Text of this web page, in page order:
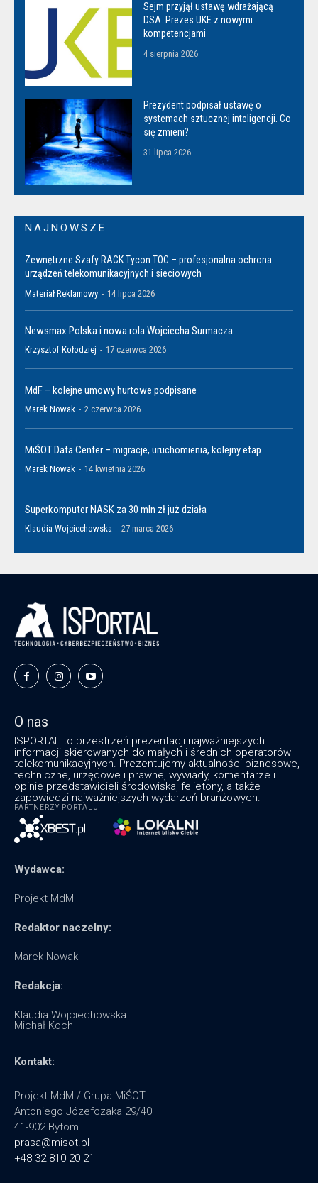
Sejm przyjął ustawę wdrażającą
DSA. Prezes UKE z nowymi
kompetencjami
4 sierpnia 2026
Prezydent podpisał ustawę o
systemach sztucznej inteligencji. Co
się zmieni?
31 lipca 2026
NAJNOWSZE
Zewnętrzne Szafy RACK Tycon TOC – profesjonalna ochrona
urządzeń telekomunikacyjnych i sieciowych
Materiał Reklamowy - 14 lipca 2026
Newsmax Polska i nowa rola Wojciecha Surmacza
Krzysztof Kołodziej - 17 czerwca 2026
MdF – kolejne umowy hurtowe podpisane
Marek Nowak - 2 czerwca 2026
MiŚOT Data Center – migracje, uruchomienia, kolejny etap
Marek Nowak - 14 kwietnia 2026
Superkomputer NASK za 30 mln zł już działa
Klaudia Wojciechowska - 27 marca 2026
O nas
ISPORTAL to przestrzeń prezentacji najważniejszych
informacji skierowanych do małych i średnich operatorów
telekomunikacyjnych. Prezentujemy aktualności biznesowe,
techniczne, urzędowe i prawne, wywiady, komentarze i
opinie przedstawicieli środowiska, felietony, a także
zapowiedzi najważniejszych wydarzeń branżowych.
PARTNERZY PORTALU
Wydawca:
Projekt MdM
Redaktor naczelny:
Marek Nowak
Redakcja:
Klaudia Wojciechowska
Michał Koch
Kontakt:
Projekt MdM / Grupa MiŚOT
Antoniego Józefczaka 29/40
41-902 Bytom
prasa@misot.pl
+48 32 810 20 21